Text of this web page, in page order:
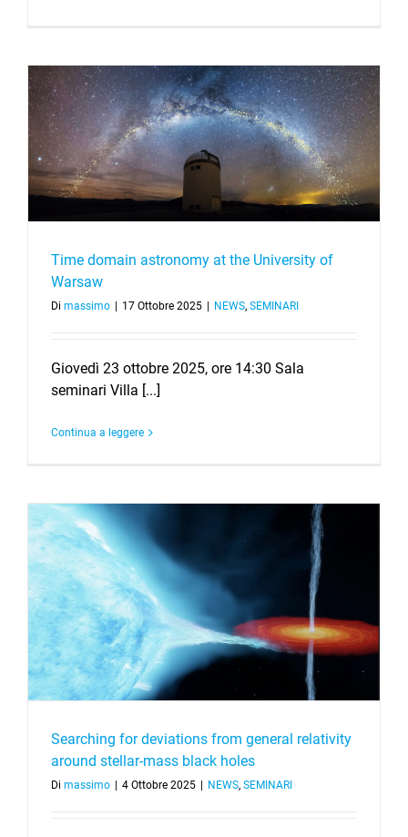
Time domain astronomy at the University of
Warsaw
Di massimo 17 Ottobre 2025 NEWS, SEMINARI
Giovedì 23 ottobre 2025, ore 14:30 Sala
seminari Villa [...]
Continua a leggere
Searching for deviations from general relativity
around stellar-mass black holes
Di massimo 4 Ottobre 2025 NEWS, SEMINARI